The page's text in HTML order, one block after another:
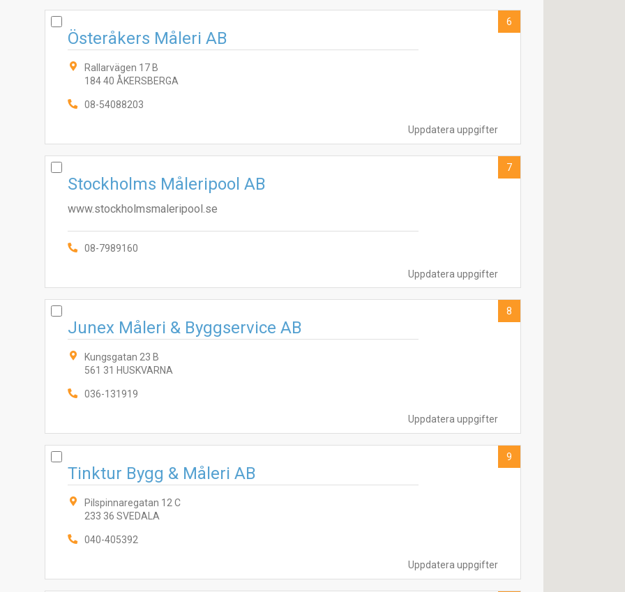
Uppdatera uppgifter
Österåkers Måleri AB
Rallarvägen 17 B
184 40 ÅKERSBERGA
08-54088203
6
Uppdatera uppgifter
Stockholms Måleripool AB
www.stockholmsmaleripool.se
08-7989160
7
Uppdatera uppgifter
Junex Måleri & Byggservice AB
Kungsgatan 23 B
561 31 HUSKVARNA
036-131919
8
Uppdatera uppgifter
Tinktur Bygg & Måleri AB
Pilspinnaregatan 12 C
233 36 SVEDALA
040-405392
9